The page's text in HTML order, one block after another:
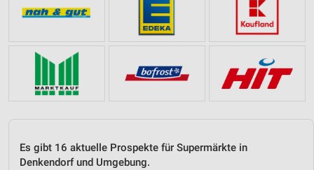
Es gibt 16 aktuelle Prospekte für Supermärkte in
Denkendorf und Umgebung.